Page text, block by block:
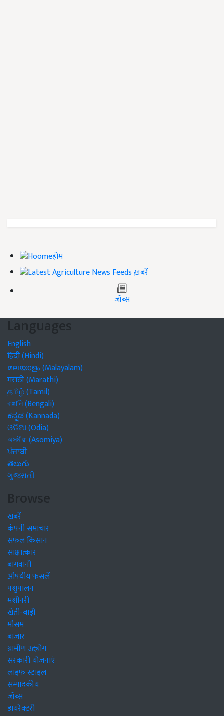
होम
ख़बरें
जॉब्स
Languages
English
हिंदी (Hindi)
മലയാളം (Malayalam)
मराठी (Marathi)
தமிழ் (Tamil)
বাঙালি (Bengali)
ಕನ್ನಡ (Kannada)
ଓଡିଆ (Odia)
অসমীয়া (Asomiya)
ਪੰਜਾਬੀ
తెలుగు
ગુજરાતી
Browse
खबरें
कंपनी समाचार
सफल किसान
साक्षात्कार
बागवानी
औषधीय फसलें
पशुपालन
मशीनरी
खेती-बाड़ी
मौसम
बाजार
ग्रामीण उद्द्योग
सरकारी योजनाएं
लाइफ स्टाइल
सम्पादकीय
जॉब्स
डायरेक्टरी